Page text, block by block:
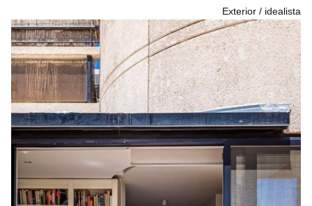
Exterior idealista